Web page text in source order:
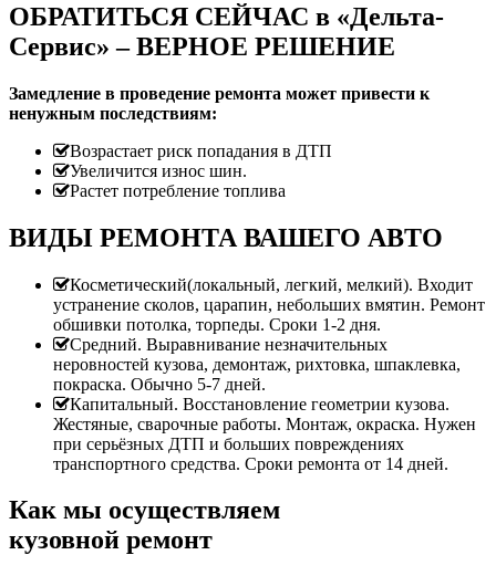
ОБРАТИТЬСЯ СЕЙЧАС в «Дельта-
Сервис» – ВЕРНОЕ РЕШЕНИЕ
Замедление в проведение ремонта может привести к
ненужным последствиям:
Возрастает риск попадания в ДТП
Увеличится износ шин.
Растет потребление топлива
ВИДЫ РЕМОНТА ВАШЕГО АВТО
Косметический(локальный, легкий, мелкий). Входит
устранение сколов, царапин, небольших вмятин. Ремонт
обшивки потолка, торпеды. Сроки 1-2 дня.
Средний. Выравнивание незначительных
неровностей кузова, демонтаж, рихтовка, шпаклевка,
покраска. Обычно 5-7 дней.
Капитальный. Восстановление геометрии кузова.
Жестяные, сварочные работы. Монтаж, окраска. Нужен
при серьёзных ДТП и больших повреждениях
транспортного средства. Сроки ремонта от 14 дней.
Как мы осуществляем
кузовной ремонт